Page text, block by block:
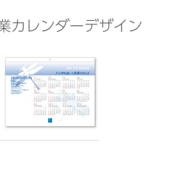
カレンダーデザイン